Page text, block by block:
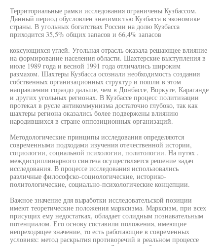
Территориальные рамки исследования ограничены Кузбассом.
Данный период обусловлен значимостью Кузбасса в экономике
страны. В угольных богатствах России на долю Кузбасса
приходится 35,5% общих запасов и 66,4% запасов
коксующихся углей. Угольная отрасль оказала решающее влияние
на формирование населения области. Шахтерские выступления в
июле 1989 года и весной 1991 года отличались широким
размахом. Шахтеры Кузбасса осознали необходимость создания
собственных организационных структур и пошли в этом
направлении гораздо дальше, чем в Донбассе, Воркуте, Караганде
и других угольных регионах. В Кузбассе процесс политизации
протекал в русле антикоммунизма достаточно глубоко, так как
шахтеры региона оказались более подвержены влиянию
народившихся в стране оппозиционных организаций.
Методологические принципы исследования определяются
современными подходами изучения отечественной истории,
социологии, социальной психологии, политологии. На путях .
междисциплинарного синтеза осуществляется решение задач
исследования. В процессе исследования использовались
различные философско-социологические, историко-
политологические, социально-психологические концепции.
Важное значение для выработки исследовательской позиции
имеют теоретические положения марксизма. Марксизм, при всех
присущих ему недостатках, обладает солидным познавательным
потенциалом. Его основу составили положения, имеющие
непреходящее значение, то есть работающие в современных
условиях: метод раскрытия противоречий в реальном процессе